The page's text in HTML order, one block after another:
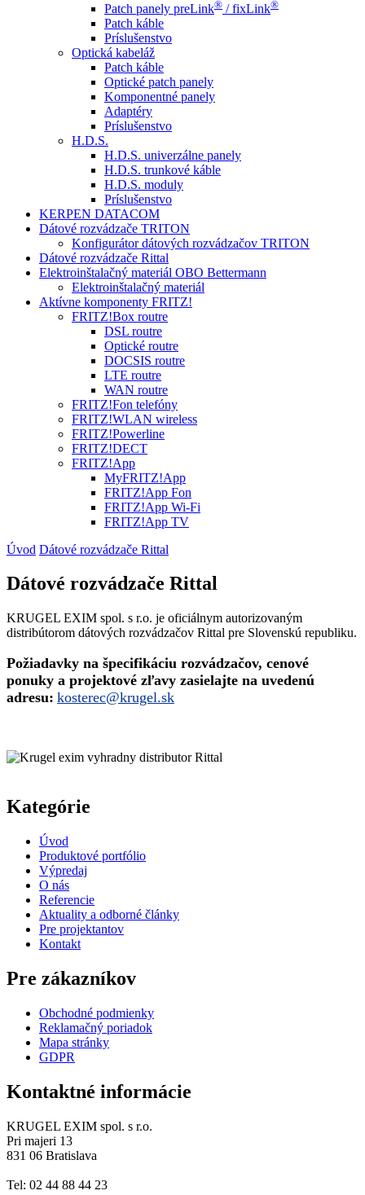
Patch panely preLink® / fixLink®
Patch káble
Príslušenstvo
Optická kabeláž
Patch káble
Optické patch panely
Komponentné panely
Adaptéry
Príslušenstvo
H.D.S.
H.D.S. univerzálne panely
H.D.S. trunkové káble
H.D.S. moduly
Príslušenstvo
KERPEN DATACOM
Dátové rozvádzače TRITON
Konfigurátor dátových rozvádzačov TRITON
Dátové rozvádzače Rittal
Elektroinštalačný materiál OBO Bettermann
Elektroinštalačný materiál
Aktívne komponenty FRITZ!
FRITZ!Box routre
DSL routre
Optické routre
DOCSIS routre
LTE routre
WAN routre
FRITZ!Fon telefóny
FRITZ!WLAN wireless
FRITZ!Powerline
FRITZ!DECT
FRITZ!App
MyFRITZ!App
FRITZ!App Fon
FRITZ!App Wi-Fi
FRITZ!App TV
Úvod Dátové rozvádzače Rittal
Dátové rozvádzače Rittal
KRUGEL EXIM spol. s r.o. je oficiálnym autorizovaným
distribútorom dátových rozvádzačov Rittal pre Slovenskú republiku.
Požiadavky na špecifikáciu rozvádzačov, cenové
ponuky a projektové zľavy zasielajte na uvedenú
adresu: kosterec@krugel.sk
Kategórie
Úvod
Produktové portfólio
Výpredaj
O nás
Referencie
Aktuality a odborné články
Pre projektantov
Kontakt
Pre zákazníkov
Obchodné podmienky
Reklamačný poriadok
Mapa stránky
GDPR
Kontaktné informácie
KRUGEL EXIM spol. s r.o.
Pri majeri 13
831 06 Bratislava
Tel: 02 44 88 44 23